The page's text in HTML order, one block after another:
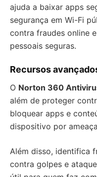
ajuda a baixar apps
segurança em Wi-Fi
contra fraudes online
pessoais seguras.
Recursos
O Norton 360
além de proteger
bloquear apps e
dispositivo por
Além disso, identifica
contra golpes e